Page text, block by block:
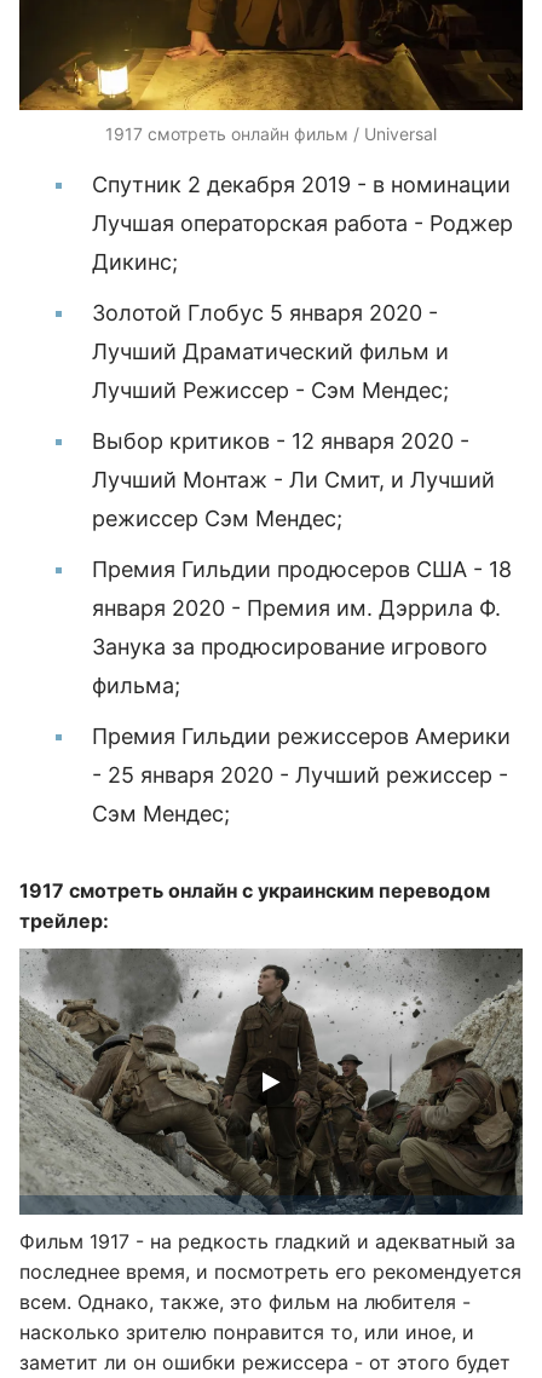
1917 смотреть онлайн фильм / Universal
Спутник 2 декабря 2019 - в номинации
Лучшая операторская работа - Роджер
Дикинс;
Золотой Глобус 5 января 2020 -
Лучший Драматический фильм и
Лучший Режиссер - Сэм Мендес;
Выбор критиков - 12 января 2020 -
Лучший Монтаж - Ли Смит, и Лучший
режиссер Сэм Мендес;
Премия Гильдии продюсеров США - 18
января 2020 - Премия им. Дэррила Ф.
Занука за продюсирование игрового
фильма;
Премия Гильдии режиссеров Америки
- 25 января 2020 - Лучший режиссер -
Сэм Мендес;
1917 смотреть онлайн с украинским переводом
трейлер:
Фильм 1917 - на редкость гладкий и адекватный за
последнее время, и посмотреть его рекомендуется
всем. Однако, также, это фильм на любителя -
насколько зрителю понравится то, или иное, и
заметит ли он ошибки режиссера - от этого будет